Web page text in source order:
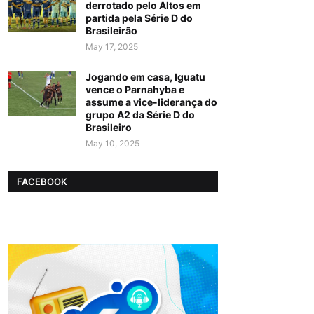
derrotado pelo Altos em
partida pela Série D do
Brasileirão
May 17, 2025
Jogando em casa, Iguatu
vence o Parnahyba e
assume a vice-liderança do
grupo A2 da Série D do
Brasileiro
May 10, 2025
FACEBOOK